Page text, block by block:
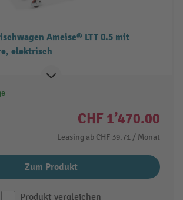
Ameise® LTT 0.5 mit
elektrisch
CHF 1’470.00
Leasing ab CHF 39.71 / Monat
Zum Produkt
Produkt vergleichen